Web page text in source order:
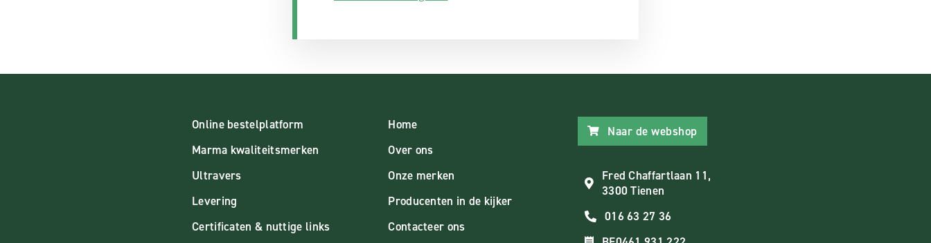
Online bestelplatform
Marma kwaliteitsmerken
Ultravers
Levering
Certificaten & nuttige links
Home
Over ons
Onze merken
Producenten in de kijker
Contacteer ons
Naar de webshop
Fred Chaffartlaan 11,
3300 Tienen
016 63 27 36